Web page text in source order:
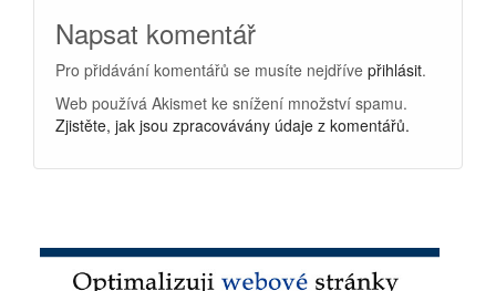
Napsat komentář
Pro přidávání komentářů se musíte nejdříve přihlásit.
Web používá Akismet ke snížení množství spamu.
Zjistěte, jak jsou zpracovávány údaje z komentářů.